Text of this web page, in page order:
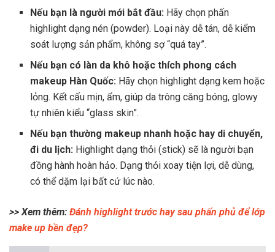
Nếu bạn là người mới bắt đầu: Hãy chọn phấn
highlight dạng nén (powder). Loại này dễ tán, dễ kiểm
soát lượng sản phẩm, không sợ “quá tay”.
Nếu bạn có làn da khô hoặc thích phong cách
makeup Hàn Quốc: Hãy chọn highlight dạng kem hoặc
lỏng. Kết cấu mịn, ẩm, giúp da trông căng bóng, glowy
tự nhiên kiểu “glass skin”.
Nếu bạn thường makeup nhanh hoặc hay di chuyển,
đi du lịch: Highlight dạng thỏi (stick) sẽ là người bạn
đồng hành hoàn hảo. Dạng thỏi xoay tiện lợi, dễ dùng,
có thể dặm lại bất cứ lúc nào.
>> Xem thêm: Đánh highlight trước hay sau phấn phủ để lớp
make up bền đẹp?